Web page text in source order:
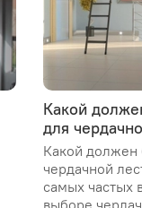
Какой
для
Какой должен
чердачной
самых частых
выборе